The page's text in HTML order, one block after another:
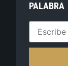
PALABRA